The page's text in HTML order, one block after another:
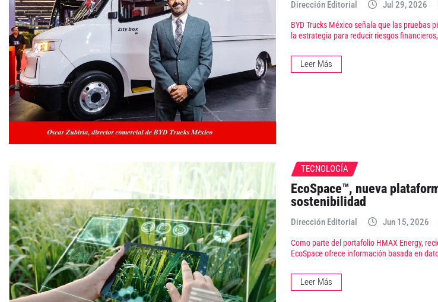
Dirección Editorial Jul 29, 2026
BYD Trucks México señala que las pruebas
la estrategia para reducir riesgos
Leer Más
TECNOLOGÍA
EcoSpace™, nueva
sostenibilidad
Dirección Editorial Jun 15, 2026
Como parte del portafolio HMAX Energy,
EcoSpace ofrece información basada en
Leer Más